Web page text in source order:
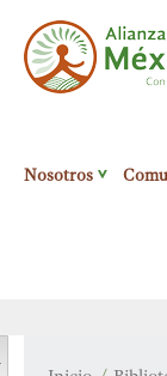
Nosotros